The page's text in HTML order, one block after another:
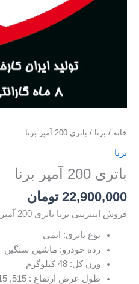
خانه / برنا / باتری 200 آمپر برنا
برنا
باتری 200 آمپر برنا
22,900,000 تومان
فروش اینترنتی برنا باتری 200 آمپر برنا
نوع باتری: اتمی
رده خودرو: ماشین سنگین
وزن کل: 48 کیلوگرم
طول عرض ارتفاع : 515, 215, 236 میلی متر